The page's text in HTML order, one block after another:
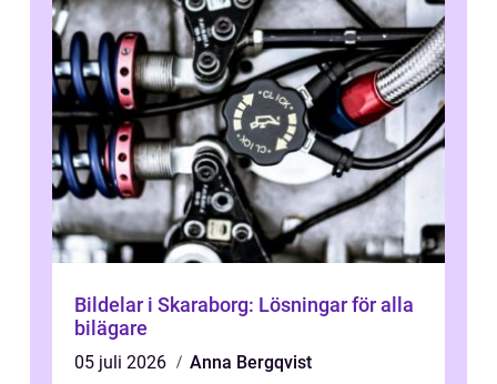
Bildelar i Skaraborg: Lösningar för alla
bilägare
05 juli 2026 Anna Bergqvist